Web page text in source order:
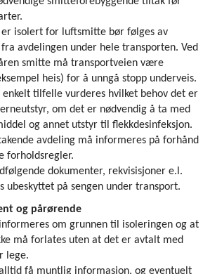
er isolert for luftsmitte bør følges av
avdelingen under hele transporten. Ved
smitte må transportveien være
heis) for å unngå stopp underveis.
enkelt tilfelle vurderes hvilket behov det er
om det er nødvendig å ta med
og annet utstyr til flekkdesinfeksjon.
avdeling må informeres på forhånd
forholdsregler.
dokumenter, rekvisisjoner e.l.
ubeskyttet på sengen under transport.
og pårørende
om grunnen til isoleringen og at
må forlates uten at det er avtalt med
lege.
få muntlig informasjon, og eventuelt